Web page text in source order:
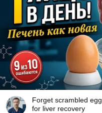
Forget scrambled
for liver recovery